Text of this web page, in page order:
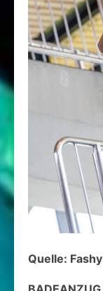
Quelle: Fashy